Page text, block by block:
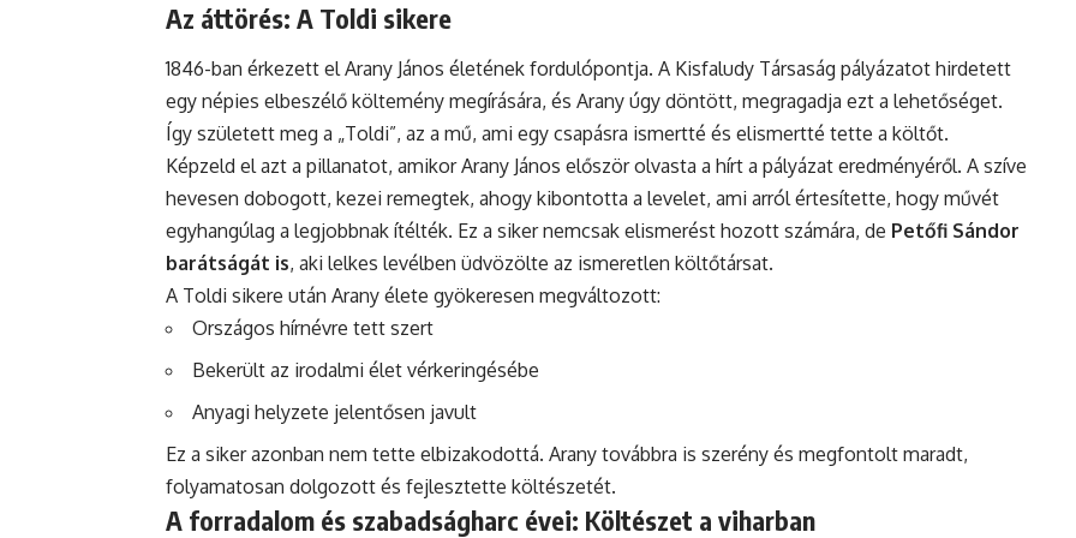
Az áttörés: A Toldi sikere
1846-ban érkezett el Arany János életének fordulópontja. A Kisfaludy Társaság pályázatot hirdetett
egy népies elbeszélő költemény megírására, és Arany úgy döntött, megragadja ezt a lehetőséget.
Így született meg a „Toldi”, az a mű, ami egy csapásra ismertté és elismertté tette a költőt.
Képzeld el azt a pillanatot, amikor Arany János először olvasta a hírt a pályázat eredményéről. A szíve
hevesen dobogott, kezei remegtek, ahogy kibontotta a levelet, ami arról értesítette, hogy művét
egyhangúlag a legjobbnak ítélték. Ez a siker nemcsak elismerést hozott számára, de Petőfi Sándor
barátságát is, aki lelkes levélben üdvözölte az ismeretlen költőtársat.
A Toldi sikere után Arany élete gyökeresen megváltozott:
Országos hírnévre tett szert
Bekerült az irodalmi élet vérkeringésébe
Anyagi helyzete jelentősen javult
Ez a siker azonban nem tette elbizakodottá. Arany továbbra is szerény és megfontolt maradt,
folyamatosan dolgozott és fejlesztette költészetét.
A forradalom és szabadságharc évei: Költészet a viharban